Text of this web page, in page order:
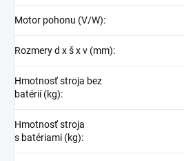
Motor pohonu (V/W):
Rozmery d x š x v (mm):
Hmotnosť stroja bez
batérií (kg):
Hmotnosť stroja
s batériami (kg):